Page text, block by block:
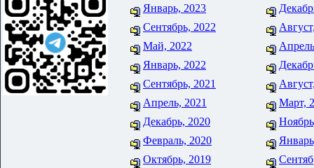
Январь, 2023
Сентябрь, 2022
Май, 2022
Январь, 2022
Сентябрь, 2021
Апрель, 2021
Март,
Декабрь, 2020
Февраль, 2020
Октябрь, 2019